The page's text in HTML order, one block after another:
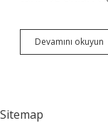
Devamını okuyun
Sitemap